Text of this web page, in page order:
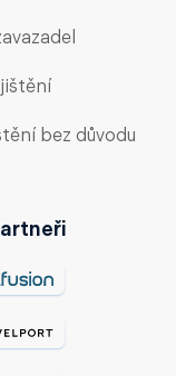
bez důvodu